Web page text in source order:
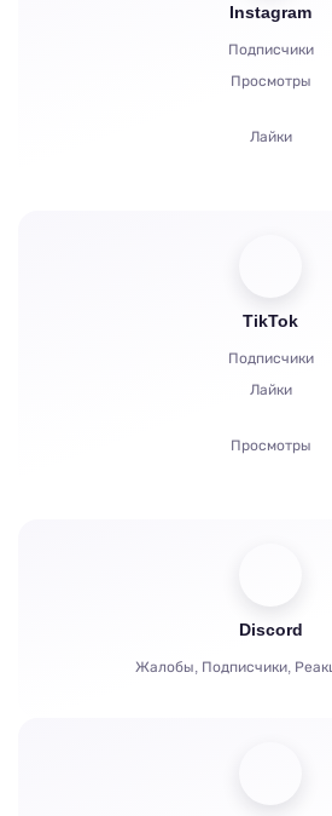
Запуск бота
Комментарии
Жалобы
Instagram
Подписчики
Просмотры
Лайки
TikTok
Подписчики
Лайки
Просмотры
Discord
Жалобы, Подписчики,